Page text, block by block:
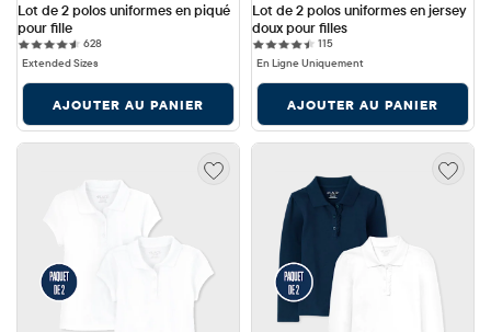
Lot de 2 polos uniformes en piqué
pour fille
628628 reviews
Extended Sizes
AJOUTER AU PANIER
Lot de 2 polos uniformes en jersey
doux pour filles
115115 reviews
En Ligne Uniquement
AJOUTER AU PANIER